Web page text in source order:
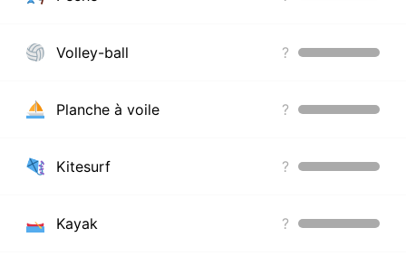
Volley-ball ?
Planche à voile ?
Kitesurf ?
Kayak ?